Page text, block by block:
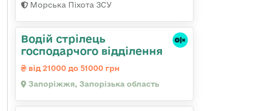
Морська Піхота ЗСУ
Водій стрілець
господарчого відділення
від 21000 до 51000 грн
Запоріжжя, Запорізька область